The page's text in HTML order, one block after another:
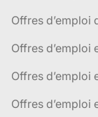
Offres d’emploi
Offres d’emploi
Offres d’emploi
Offres d’emploi